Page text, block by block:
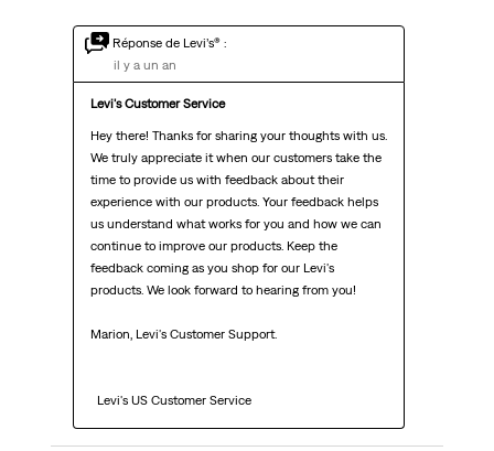
Réponse de Levi’s® :
il y a un an
Levi's Customer Service
Hey there! Thanks for sharing your thoughts with us.
We truly appreciate it when our customers take the
time to provide us with feedback about their
experience with our products. Your feedback helps
us understand what works for you and how we can
continue to improve our products. Keep the
feedback coming as you shop for our Levi's
products. We look forward to hearing from you!
Marion, Levi's Customer Support.
  Levi's US Customer Service